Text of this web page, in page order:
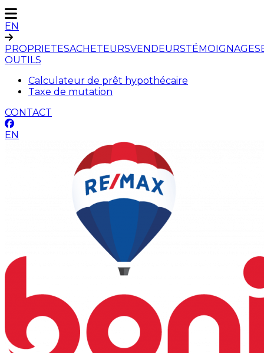
EN
PROPRIETESACHETEURSVENDEURSTÉMOIGNAGES
OUTILS
Calculateur de prêt hypothécaire
Taxe de mutation
CONTACT
EN